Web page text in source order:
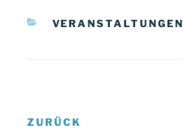
KATEGORIEN
VERANSTALTUNGEN
Beitragsnavigation
Vorheriger
ZURÜCK